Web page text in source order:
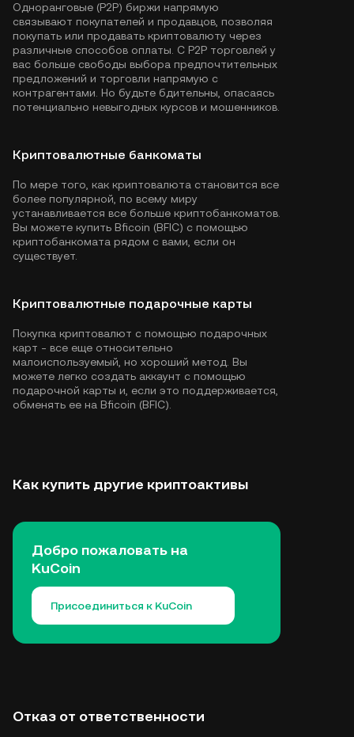
Одноранговые (P2P) биржи напрямую
связывают покупателей и продавцов, позволяя
покупать или продавать криптовалюту через
различные способов оплаты. С P2P торговлей у
вас больше свободы выбора предпочтительных
предложений и торговли напрямую с
контрагентами. Но будьте бдительны, опасаясь
потенциально невыгодных курсов и мошенников.
Криптовалютные банкоматы
По мере того, как криптовалюта становится все
более популярной, по всему миру
устанавливается все больше криптобанкоматов.
Вы можете купить Bficoin (BFIC) с помощью
криптобанкомата рядом с вами, если он
существует.
Криптовалютные подарочные карты
Покупка криптовалют с помощью подарочных
карт - все еще относительно
малоиспользуемый, но хороший метод. Вы
можете легко создать аккаунт с помощью
подарочной карты и, если это поддерживается,
обменять ее на Bficoin (BFIC).
Как купить другие криптоактивы
Добро пожаловать на
KuCoin
Присоединиться к KuCoin
Отказ от ответственности